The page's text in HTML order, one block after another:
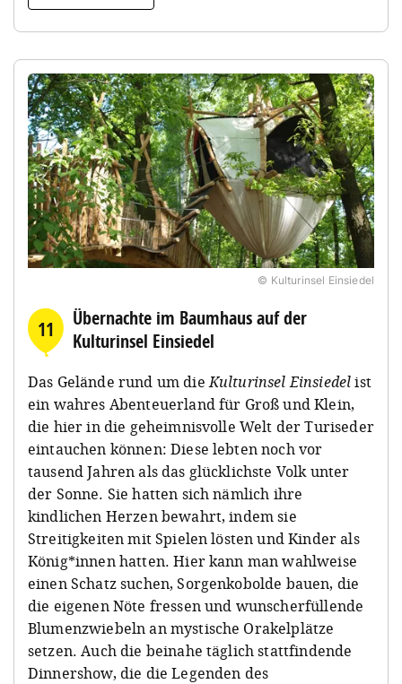
© Kulturinsel Einsiedel
11
Übernachte im Baumhaus auf der
Kulturinsel Einsiedel
Das Gelände rund um dieKulturinsel Einsiedelist
ein wahres Abenteuerland für Groß und Klein,
die hier in die geheimnisvolle Welt der Turiseder
eintauchen können: Diese lebten noch vor
tausend Jahren als das glücklichste Volk unter
der Sonne. Sie hatten sich nämlich ihre
kindlichen Herzen bewahrt, indem sie
Streitigkeiten mit Spielen lösten und Kinder als
König*innen hatten. Hier kann man wahlweise
einen Schatz suchen, Sorgenkobolde bauen, die
die eigenen Nöte fressen und wunscherfüllende
Blumenzwiebeln an mystische Orakelplätze
setzen. Auch die beinahe täglich stattfindende
Dinnershow, die die Legenden des